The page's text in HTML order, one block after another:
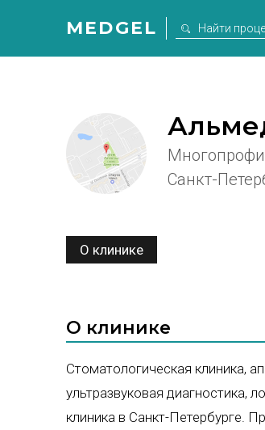
MEDGEL
Санкт-
О клинике
О клинике
Стоматологическая клиника,
ультразвуковая диагностика,
клиника в Санкт-Петербурге.